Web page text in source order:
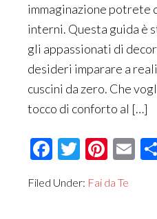
immaginazione potrete
interni. Questa guida è
gli appassionati di
desideri imparare a
cuscini da zero. Che
tocco di conforto al […]
Facebook
Twitter
Filed Under: Fai da Te